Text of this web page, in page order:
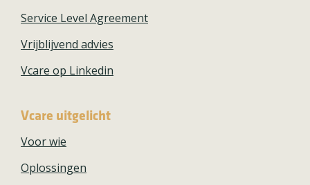
Service Level Agreement
Vrijblijvend advies
Vcare op Linkedin
Vcare uitgelicht
Voor wie
Oplossingen